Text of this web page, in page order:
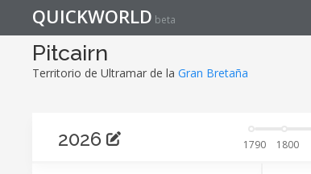
QUICKWORLD beta
Pitcairn
Territorio de Ultramar de la Gran Bretaña
2026 1790 1800